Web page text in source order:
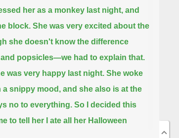
her as a monkey last night, and
block. She was very excited about the
she doesn't know the difference
popsicles—we had to explain that.
was very happy last night. She woke
snippy mood, and she also is at the
no to everything. So I decided this
to tell her I ate all her Halloween